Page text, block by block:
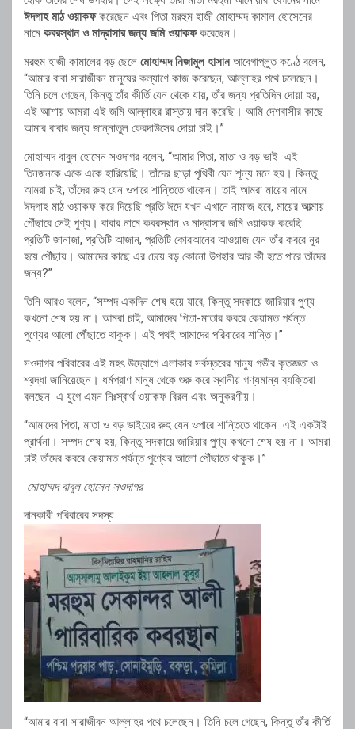
ঈদগাহ মাঠ ওয়াকফকরেছেন এবং পিতা মরহুম হাজী মোহাম্মদ কামাল হোসেনের
নামে কবরস্থান ও মাদ্রাসার জন্য জমি ওয়াকফকরেছেন।
মরহুম হাজী কামালের বড় ছেলে মোহাম্মদ নিজামুল হাসানআবেগাপ্লুত কণ্ঠে বলেন,
“আমার বাবা সারাজীবন মানুষের কল্যাণে কাজ করেছেন, আল্লাহর পথে চলেছেন।
তিনি চলে গেছেন, কিন্তু তাঁর কীর্তি যেন থেকে যায়, তাঁর জন্য প্রতিদিন দোয়া হয়,
এই আশায় আমরা এই জমি আল্লাহর রাস্তায় দান করেছি। আমি দেশবাসীর কাছে
আমার বাবার জন্য জান্নাতুল ফেরদাউসের দোয়া চাই।”
মোহাম্মদ বাবুল হোসেন সওদাগর বলেন, “আমার পিতা, মাতা ও বড় ভাই এই
তিনজনকে একে একে হারিয়েছি। তাঁদের ছাড়া পৃথিবী যেন শূন্য মনে হয়। কিন্তু
আমরা চাই, তাঁদের রুহ যেন ওপারে শান্তিতে থাকেন। তাই আমরা মায়ের নামে
ঈদগাহ মাঠ ওয়াকফ করে দিয়েছি প্রতি ঈদে যখন এখানে নামাজ হবে, মায়ের আত্মায়
পৌঁছাবে সেই পুণ্য। বাবার নামে কবরস্থান ও মাদ্রাসার জমি ওয়াকফ করেছি
প্রতিটি জানাজা, প্রতিটি আজান, প্রতিটি কোরআনের আওয়াজ যেন তাঁর কবরে নূর
হয়ে পৌঁছায়। আমাদের কাছে এর চেয়ে বড় কোনো উপহার আর কী হতে পারে তাঁদের
জন্য?”
তিনি আরও বলেন, “সম্পদ একদিন শেষ হয়ে যাবে, কিন্তু সদকায়ে জারিয়ার পুণ্য
কখনো শেষ হয় না। আমরা চাই, আমাদের পিতা-মাতার কবরে কেয়ামত পর্যন্ত
পুণ্যের আলো পৌঁছাতে থাকুক। এই পথই আমাদের পরিবারের শান্তি।”
সওদাগর পরিবারের এই মহৎ উদ্যোগে এলাকার সর্বস্তরের মানুষ গভীর কৃতজ্ঞতা ও
শ্রদ্ধা জানিয়েছেন। ধর্মপ্রাণ মানুষ থেকে শুরু করে স্থানীয় গণ্যমান্য ব্যক্তিরা
বলছেন এ যুগে এমন নিঃস্বার্থ ওয়াকফ বিরল এবং অনুকরণীয়।
“আমাদের পিতা, মাতা ও বড় ভাইয়ের রুহ যেন ওপারে শান্তিতে থাকেন এই একটাই
প্রার্থনা। সম্পদ শেষ হয়, কিন্তু সদকায়ে জারিয়ার পুণ্য কখনো শেষ হয় না। আমরা
চাই তাঁদের কবরে কেয়ামত পর্যন্ত পুণ্যের আলো পৌঁছাতে থাকুক।”
মোহাম্মদ বাবুল হোসেন সওদাগর
দানকারী পরিবারের সদস্য
“আমার বাবা সারাজীবন আল্লাহর পথে চলেছেন। তিনি চলে গেছেন, কিন্তু তাঁর কীর্তি